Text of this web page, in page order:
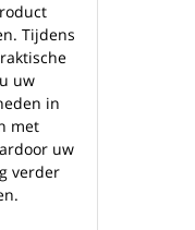
Tijdens
uw
in
met
uw
verder